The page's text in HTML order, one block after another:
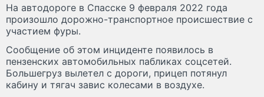
На автодороге в Спасске 9 февраля 2022 года
произошло дорожно-транспортное происшествие с
участием фуры.
Сообщение об этом инциденте появилось в
пензенских автомобильных пабликах соцсетей.
Большегруз вылетел с дороги, прицеп потянул
кабину и тягач завис колесами в воздухе.